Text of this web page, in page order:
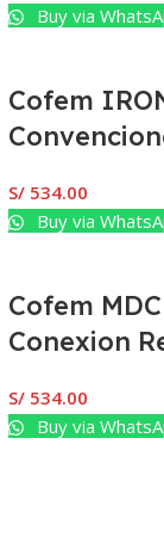
Buy via
Cofem
S/ 534.00
Buy via
Cofem
Conexion
S/ 534.00
Buy via